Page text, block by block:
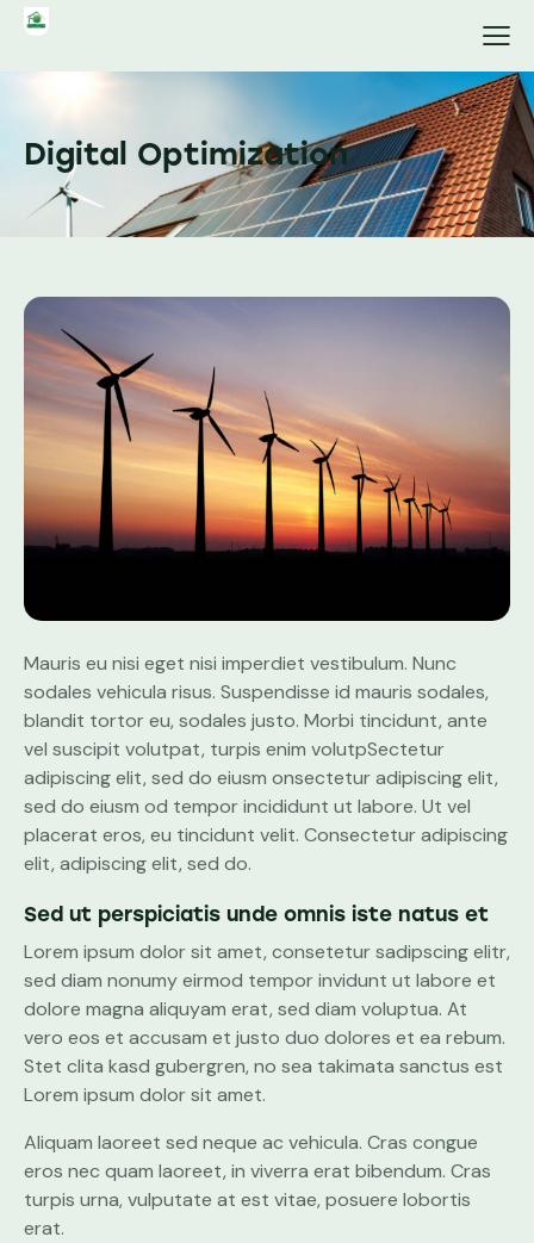
Digital Optimization
Mauris eu nisi eget nisi imperdiet vestibulum. Nunc
sodales vehicula risus. Suspendisse id mauris sodales,
blandit tortor eu, sodales justo. Morbi tincidunt, ante
vel suscipit volutpat, turpis enim volutpSectetur
adipiscing elit, sed do eiusm onsectetur adipiscing elit,
sed do eiusm od tempor incididunt ut labore. Ut vel
placerat eros, eu tincidunt velit. Consectetur adipiscing
elit, adipiscing elit, sed do.
Sed ut perspiciatis unde omnis iste natus et
Lorem ipsum dolor sit amet, consetetur sadipscing elitr,
sed diam nonumy eirmod tempor invidunt ut labore et
dolore magna aliquyam erat, sed diam voluptua. At
vero eos et accusam et justo duo dolores et ea rebum.
Stet clita kasd gubergren, no sea takimata sanctus est
Lorem ipsum dolor sit amet.
Aliquam laoreet sed neque ac vehicula. Cras congue
eros nec quam laoreet, in viverra erat bibendum. Cras
turpis urna, vulputate at est vitae, posuere lobortis
erat.